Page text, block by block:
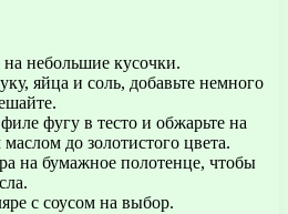
небольшие кусочки.
яйца и соль, добавьте немного
фугу в тесто и обжарьте на
до золотистого цвета.
на бумажное полотенце, чтобы
с соусом на выбор.